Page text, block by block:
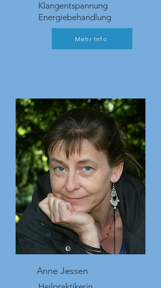
Klangentspannung
Energiebehandlung
Mehr Info
Anne Jessen